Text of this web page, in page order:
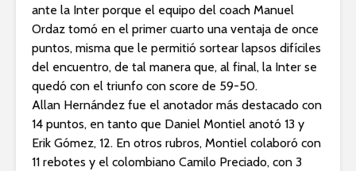
ante la Inter porque el equipo del coach Manuel
Ordaz tomó en el primer cuarto una ventaja de once
puntos, misma que le permitió sortear lapsos difíciles
del encuentro, de tal manera que, al final, la Inter se
quedó con el triunfo con score de 59-50.
Allan Hernández fue el anotador más destacado con
14 puntos, en tanto que Daniel Montiel anotó 13 y
Erik Gómez, 12. En otros rubros, Montiel colaboró con
11 rebotes y el colombiano Camilo Preciado, con 3